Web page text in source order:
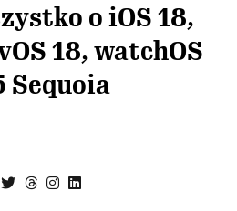
o iOS 18,
18, watchOS
Sequoia